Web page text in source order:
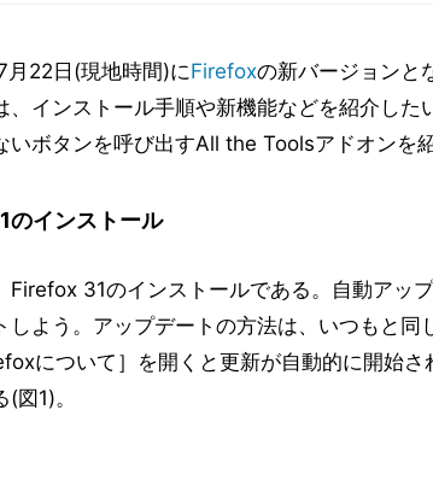
月22日(現地時間)にFirefoxの新バージョンと
、インストール手順や新機能などを紹介し
いボタンを呼び出すAll the Toolsアドオンを紹
のインストール
Firefox 31のインストールである。自動アッ
しよう。アップデートの方法は、いつもと
について］を開くと更新が自動的に開始さ
図1)。